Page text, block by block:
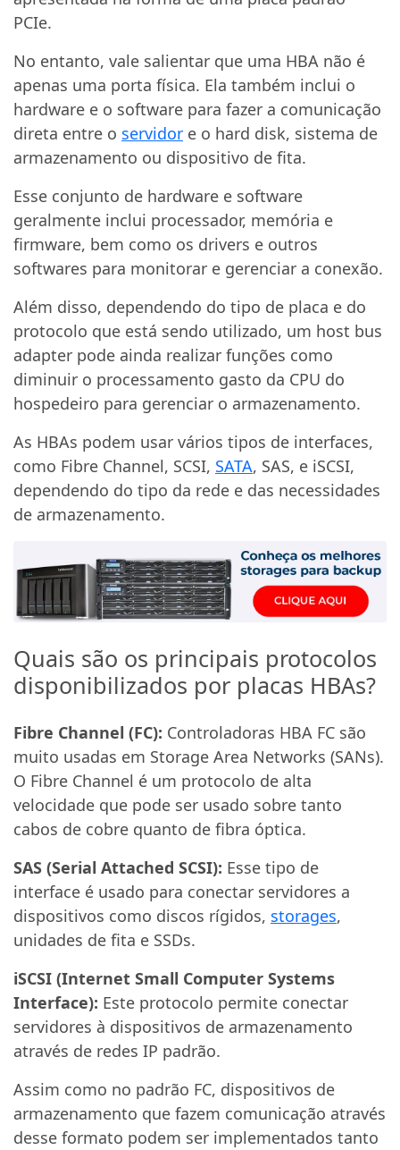
PCIe.
No entanto, vale salientar que uma HBA não é
apenas uma porta física. Ela também inclui o
hardware e o software para fazer a comunicação
direta entre o servidor e o hard disk, sistema de
armazenamento ou dispositivo de fita.
Esse conjunto de hardware e software
geralmente inclui processador, memória e
firmware, bem como os drivers e outros
softwares para monitorar e gerenciar a conexão.
Além disso, dependendo do tipo de placa e do
protocolo que está sendo utilizado, um host bus
adapter pode ainda realizar funções como
diminuir o processamento gasto da CPU do
hospedeiro para gerenciar o armazenamento.
As HBAs podem usar vários tipos de interfaces,
como Fibre Channel, SCSI, SATA, SAS, e iSCSI,
dependendo do tipo da rede e das necessidades
de armazenamento.
Quais são os principais protocolos
disponibilizados por placas HBAs?
Fibre Channel (FC): Controladoras HBA FC são
muito usadas em Storage Area Networks (SANs).
O Fibre Channel é um protocolo de alta
velocidade que pode ser usado sobre tanto
cabos de cobre quanto de fibra óptica.
SAS (Serial Attached SCSI): Esse tipo de
interface é usado para conectar servidores a
dispositivos como discos rígidos, storages,
unidades de fita e SSDs.
iSCSI (Internet Small Computer Systems
Interface): Este protocolo permite conectar
servidores à dispositivos de armazenamento
através de redes IP padrão.
Assim como no padrão FC, dispositivos de
armazenamento que fazem comunicação através
desse formato podem ser implementados tanto